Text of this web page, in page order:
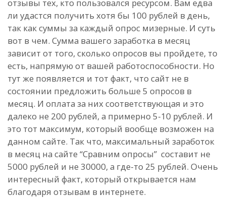
отзывы тех, кто пользовался ресурсом. Вам едва
ли удастся получить хотя бы 100 рублей в день,
так как суммы за каждый опрос мизерные. И суть
вот в чем. Сумма вашего заработка в месяц
зависит от того, сколько опросов вы пройдете, то
есть, напрямую от вашей работоспособности. Но
тут же появляется и тот факт, что сайт не в
состоянии предложить больше 5 опросов в
месяц. И оплата за них соответствующая и это
далеко не 200 рублей, а примерно 5-10 рублей. И
это тот максимум, который вообще возможен на
данном сайте. Так что, максимальный заработок
в месяц на сайте “Сравним опросы” составит не
5000 рублей и не 30000, а где-то 25 рублей. Очень
интересный факт, который открывается нам
благодаря отзывам в интернете.